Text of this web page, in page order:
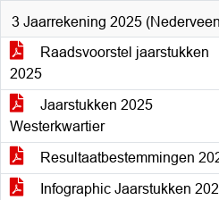
3 Jaarrekening 2025
Raadsvoorstel jaarstukken
2025
Jaarstukken 2025
Westerkwartier
Resultaatbestemmingen
Infographic Jaarstukken